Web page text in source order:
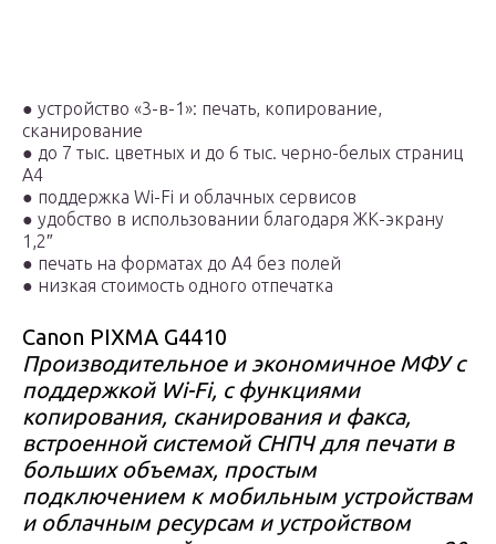
● устройство «3-в-1»: печать, копирование,
сканирование
● до 7 тыс. цветных и до 6 тыс. черно-белых страниц
А4
● поддержка Wi-Fi и облачных сервисов
● удобство в использовании благодаря ЖК-экрану
1,2″
● печать на форматах до А4 без полей
● низкая стоимость одного отпечатка
Canon PIXMA G4410
Производительное и экономичное МФУ с
поддержкой Wi-Fi, с функциями
копирования, сканирования и факса,
встроенной системой СНПЧ для печати в
больших объемах, простым
подключением к мобильным устройствам
и облачным ресурсам и устройством